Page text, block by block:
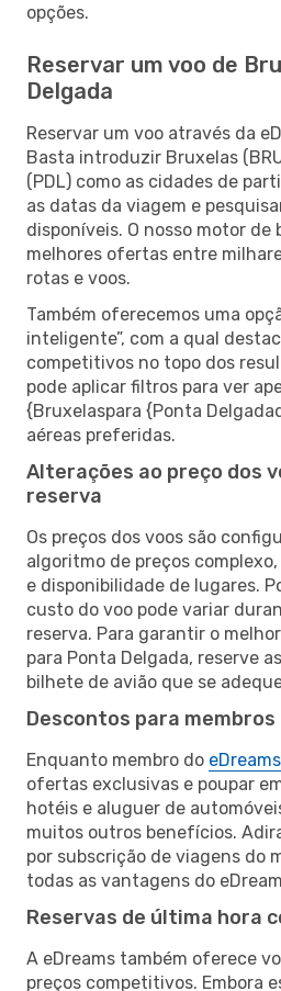
opções.
Reservar um voo de
Delgada
Reservar um voo através da
Basta introduzir Bruxelas
(PDL) como as cidades de
as datas da viagem e
disponíveis. O nosso motor de
melhores ofertas entre
rotas e voos.
Também oferecemos uma
inteligente”, com a qual
competitivos no topo dos
pode aplicar filtros para ver
{Bruxelaspara {Ponta
aéreas preferidas.
Alterações ao preço dos
reserva
Os preços dos voos são
algoritmo de preços
e disponibilidade de lugares.
custo do voo pode variar
reserva. Para garantir o
para Ponta Delgada, reserve
bilhete de avião que se
Descontos para membros
Enquanto membro do
ofertas exclusivas e poupar
hotéis e aluguer de
muitos outros benefícios.
por subscrição de viagens do
todas as vantagens do
Reservas de última hora
A eDreams também oferece
preços competitivos. Embora